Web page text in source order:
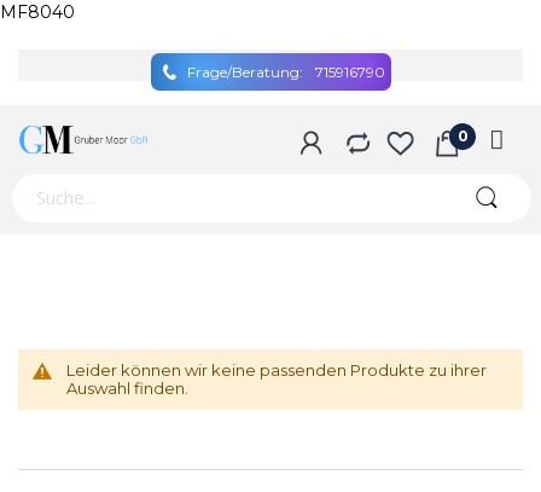
MF8040
Frage/Beratung: 715916790
Leider können wir keine passenden Produkte zu ihrer
Auswahl finden.